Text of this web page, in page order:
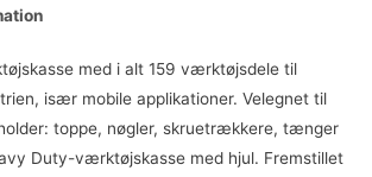
med i alt 159 værktøjsdele til
især mobile applikationer. Velegnet til
toppe, nøgler, skruetrækkere, tænger
Duty-værktøjskasse med hjul. Fremstillet